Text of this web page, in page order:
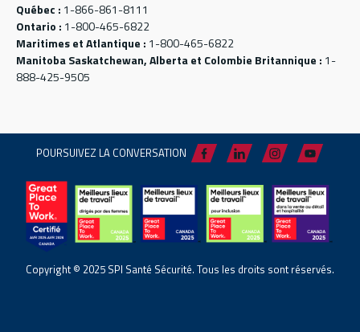
Québec : 1-866-861-8111
Ontario : 1-800-465-6822
Maritimes et Atlantique : 1-800-465-6822
Manitoba Saskatchewan, Alberta et Colombie Britannique : 1-
888-425-9505
POURSUIVEZ LA CONVERSATION
Copyright © 2025 SPI Santé Sécurité. Tous les droits sont réservés.